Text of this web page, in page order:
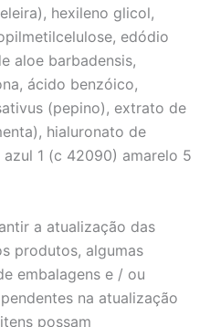
hexileno glicol,
edódio
aloe barbadensis,
ácido benzóico,
(pepino), extrato de
hialuronato de
1 (c 42090) amarelo 5
a atualização das
produtos, algumas
embalagens e / ou
na atualização
possam